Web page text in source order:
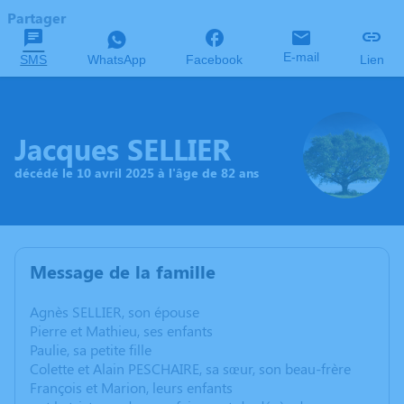
Partager
SMS WhatsApp Facebook E-mail Lien
Jacques SELLIER
décédé le 10 avril 2025 à l'âge de 82 ans
Message de la famille
Agnès SELLIER, son épouse
Pierre et Mathieu, ses enfants
Paulie, sa petite fille
Colette et Alain PESCHAIRE, sa sœur, son beau-frère
François et Marion, leurs enfants